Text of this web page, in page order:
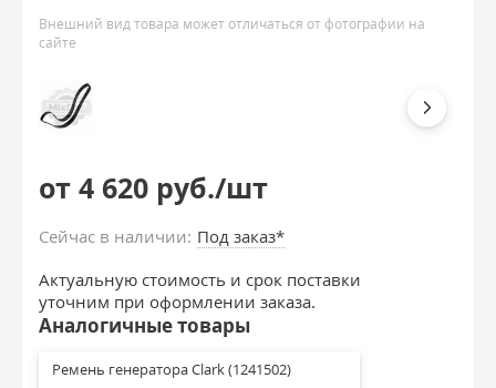
Внешний вид товара может отличаться от фотографии на
сайте
от 4 620 руб./шт
Сейчас в наличии: Под заказ*
Актуальную стоимость и срок поставки
уточним при оформлении заказа.
Аналогичные товары
Ремень генератора Clark (1241502)